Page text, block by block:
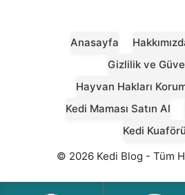
Anasayfa
Gizlilik ve
Hayvan Hakları
Kedi Maması Satın Al
Kedi Kuaförü
© 2026 Kedi Blog - Tüm